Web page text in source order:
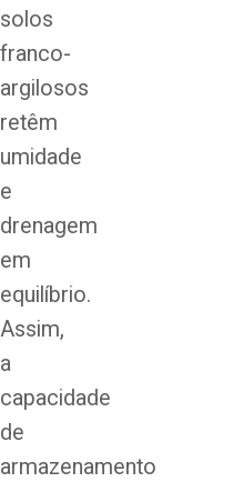
solos
franco-
argilosos
retêm
umidade
e
drenagem
em
equilíbrio.
Assim,
a
capacidade
de
armazenamento